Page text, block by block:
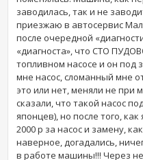
заводилась, так и не
приезжаю в автосервис
после очередной
«диагноста», что СТО
топливном насосе и он под
мне насос, сломанный мне
это или нет, меняли не при
сказали, что такой насос
японцев), но после того,
2000 р за насос и замену,
наверное, догадались,
в работе машины!!! Через